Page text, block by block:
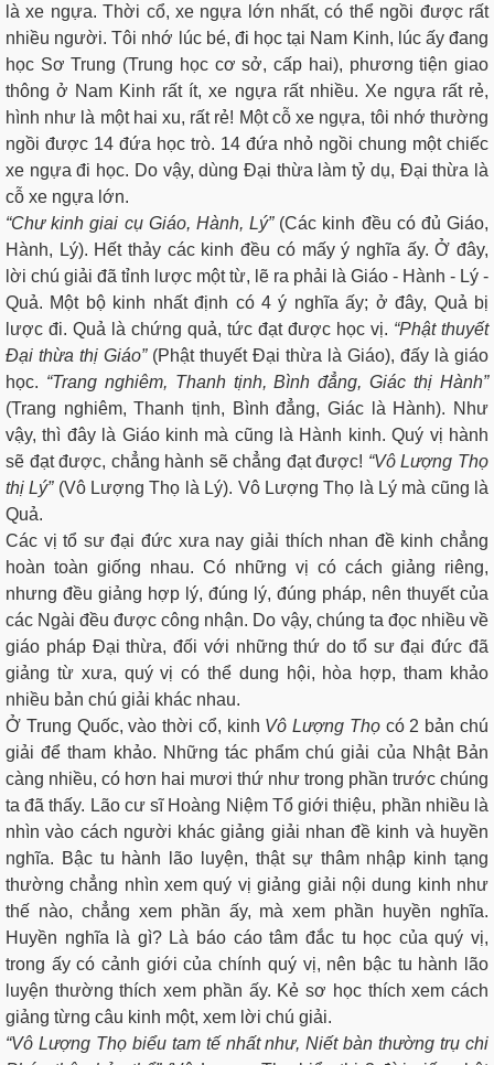
là xe ngựa. Thời cổ, xe ngựa lớn nhất, có thể ngồi được rất
nhiều người. Tôi nhớ lúc bé, đi học tại Nam Kinh, lúc ấy đang
học Sơ Trung (Trung học cơ sở, cấp hai), phương tiện giao
thông ở Nam Kinh rất ít, xe ngựa rất nhiều. Xe ngựa rất rẻ,
hình như là một hai xu, rất rẻ! Một cỗ xe ngựa, tôi nhớ thường
ngồi được 14 đứa học trò. 14 đứa nhỏ ngồi chung một chiếc
xe ngựa đi học. Do vậy, dùng Đại thừa làm tỷ dụ, Đại thừa là
cỗ xe ngựa lớn.
“Chư kinh giai cụ Giáo, Hành, Lý” (Các kinh đều có đủ Giáo,
Hành, Lý). Hết thảy các kinh đều có mấy ý nghĩa ấy. Ở đây,
lời chú giải đã tỉnh lược một từ, lẽ ra phải là Giáo - Hành - Lý -
Quả. Một bộ kinh nhất định có 4 ý nghĩa ấy; ở đây, Quả bị
lược đi. Quả là chứng quả, tức đạt được học vị. “Phật thuyết
Đại thừa thị Giáo” (Phật thuyết Đại thừa là Giáo), đấy là giáo
học. “Trang nghiêm, Thanh tịnh, Bình đẳng, Giác thị Hành”
(Trang nghiêm, Thanh tịnh, Bình đẳng, Giác là Hành). Như
vậy, thì đây là Giáo kinh mà cũng là Hành kinh. Quý vị hành
sẽ đạt được, chẳng hành sẽ chẳng đạt được! “Vô Lượng Thọ
thị Lý” (Vô Lượng Thọ là Lý). Vô Lượng Thọ là Lý mà cũng là
Quả.
Các vị tổ sư đại đức xưa nay giải thích nhan đề kinh chẳng
hoàn toàn giống nhau. Có những vị có cách giảng riêng,
nhưng đều giảng hợp lý, đúng lý, đúng pháp, nên thuyết của
các Ngài đều được công nhận. Do vậy, chúng ta đọc nhiều về
giáo pháp Đại thừa, đối với những thứ do tổ sư đại đức đã
giảng từ xưa, quý vị có thể dung hội, hòa hợp, tham khảo
nhiều bản chú giải khác nhau.
Ở Trung Quốc, vào thời cổ, kinh Vô Lượng Thọ có 2 bản chú
giải để tham khảo. Những tác phẩm chú giải của Nhật Bản
càng nhiều, có hơn hai mươi thứ như trong phần trước chúng
ta đã thấy. Lão cư sĩ Hoàng Niệm Tổ giới thiệu, phần nhiều là
nhìn vào cách người khác giảng giải nhan đề kinh và huyền
nghĩa. Bậc tu hành lão luyện, thật sự thâm nhập kinh tạng
thường chẳng nhìn xem quý vị giảng giải nội dung kinh như
thế nào, chẳng xem phần ấy, mà xem phần huyền nghĩa.
Huyền nghĩa là gì? Là báo cáo tâm đắc tu học của quý vị,
trong ấy có cảnh giới của chính quý vị, nên bậc tu hành lão
luyện thường thích xem phần ấy. Kẻ sơ học thích xem cách
giảng từng câu kinh một, xem lời chú giải.
“Vô Lượng Thọ biểu tam tế nhất như, Niết bàn thường trụ chi